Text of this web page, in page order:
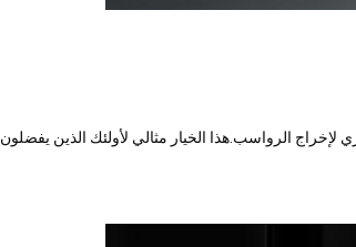
لإخراج الرواسب.هذا الخيار مثالي لأولئك الذين يفضلون